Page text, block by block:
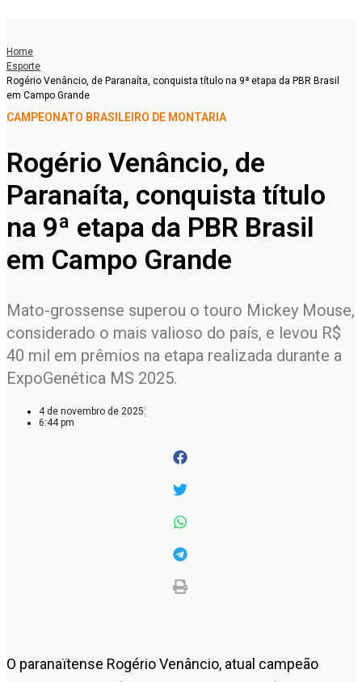
Home
Esporte
Rogério Venâncio, de Paranaíta, conquista título na 9ª etapa da PBR Brasil
em Campo Grande
CAMPEONATO BRASILEIRO DE MONTARIA
Rogério Venâncio, de
Paranaíta, conquista título
na 9ª etapa da PBR Brasil
em Campo Grande
Mato-grossense superou o touro Mickey Mouse,
considerado o mais valioso do país, e levou R$
40 mil em prêmios na etapa realizada durante a
ExpoGenética MS 2025.
4 de novembro de 2025
6:44 pm
O paranaïtense Rogério Venâncio, atual campeão